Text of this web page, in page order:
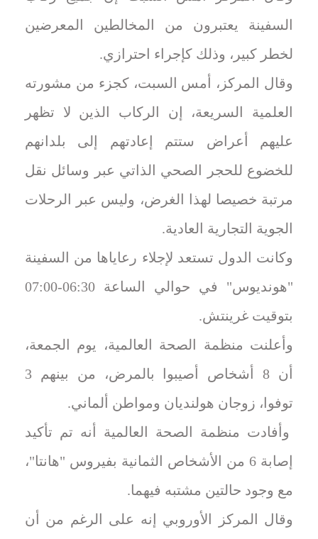
السفينة يعتبرون من المخالطين المعرضين
لخطر كبير، وذلك كإجراء احترازي.
وقال المركز، أمس السبت، كجزء من مشورته
العلمية السريعة، إن الركاب الذين لا تظهر
عليهم أعراض ستتم إعادتهم إلى بلدانهم
للخضوع للحجر الصحي الذاتي عبر وسائل نقل
مرتبة خصيصا لهذا الغرض، وليس عبر الرحلات
الجوية التجارية العادية.
وكانت الدول تستعد لإجلاء رعاياها من السفينة
"هونديوس" في حوالي الساعة 06:30-07:00
بتوقيت غرينتش.
وأعلنت منظمة الصحة العالمية، يوم الجمعة،
أن 8 أشخاص أصيبوا بالمرض، من بينهم 3
توفوا، زوجان هولنديان ومواطن ألماني.
وأفادت منظمة الصحة العالمية أنه تم تأكيد
إصابة 6 من الأشخاص الثمانية بفيروس "هانتا"،
مع وجود حالتين مشتبه فيهما.
وقال المركز الأوروبي إنه على الرغم من أن